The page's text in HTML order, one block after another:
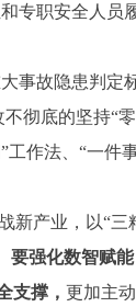
专职安全人员
事故隐患判
彻底的坚持“零
作法、“一件
新产业，以“
要强化数智赋能
支撑， 更加主